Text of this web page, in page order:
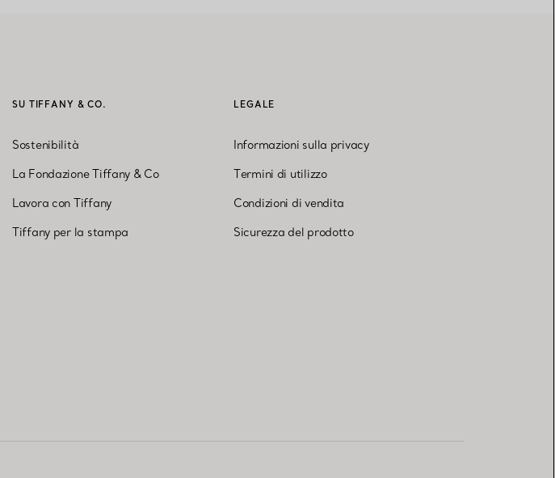
SU TIFFANY & CO.
Sostenibilità
La Fondazione Tiffany & Co
Lavora con Tiffany
Tiffany per la stampa
LEGALE
Informazioni sulla privacy
Termini di utilizzo
Condizioni di vendita
Sicurezza del prodotto